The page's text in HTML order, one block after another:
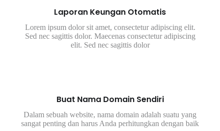
Laporan Keungan Otomatis
Lorem ipsum dolor sit amet, consectetur adipiscing elit.
Sed nec sagittis dolor. Maecenas consectetur adipiscing
elit. Sed nec sagittis dolor
Buat Nama Domain Sendiri
Dalam sebuah website, nama domain adalah suatu yang
sangat penting dan harus Anda perhitungkan dengan baik